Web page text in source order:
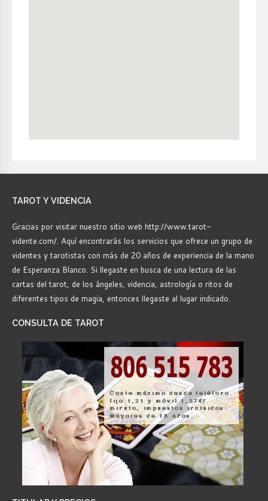
TAROT Y VIDENCIA
Gracias por visitar nuestro sitio web http://www.tarot-
vidente.com/. Aquí encontrarás los servicios que ofrece un grupo de
videntes y tarotistas con más de 20 años de experiencia de la mano
de Esperanza Blanco. Si llegaste en busca de una lectura de las
cartas del tarot, de los ángeles, videncia, astrología o ritos de
diferentes tipos de magia, entonces llegaste al lugar indicado.
CONSULTA DE TAROT